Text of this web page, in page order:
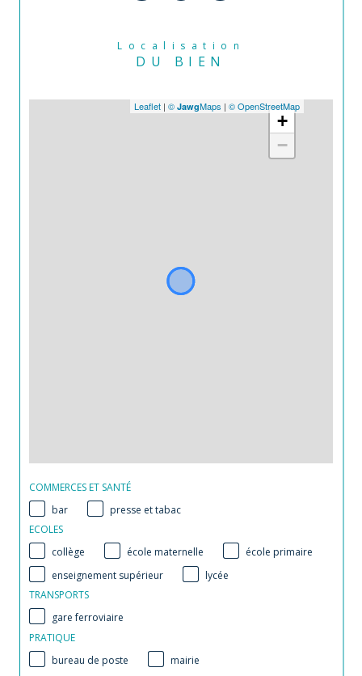
Localisation
DU BIEN
+
−
Leaflet | © JawgMaps | © OpenStreetMap
COMMERCES ET SANTÉ
bar
presse et tabac
ECOLES
collège
école maternelle
école primaire
enseignement supérieur
lycée
TRANSPORTS
gare ferroviaire
PRATIQUE
bureau de poste
mairie